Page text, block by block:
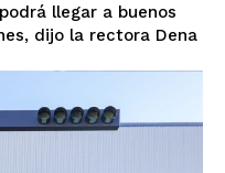
llegar a buenos
dijo la rectora Dena